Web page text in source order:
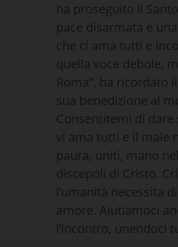
ha proseguito il
pace disarmata e
che ci ama tutti e
quella voce debole,
Roma”, ha ricordato
sua benedizione al
Consentitemi di dare
vi ama tutti e il male
paura, uniti, mano
discepoli di Cristo.
l’umanità necessita
amore. Aiutiamoci
l’incontro, unendoci